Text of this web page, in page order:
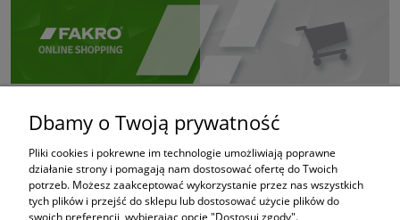
Dbamy o Twoją prywatność
Pliki cookies i pokrewne im technologie umożliwiają poprawne
działanie strony i pomagają nam dostosować ofertę do Twoich
potrzeb. Możesz zaakceptować wykorzystanie przez nas wszystkich
tych plików i przejść do sklepu lub dostosować użycie plików do
swoich preferencji, wybierając opcję "Dostosuj zgody".